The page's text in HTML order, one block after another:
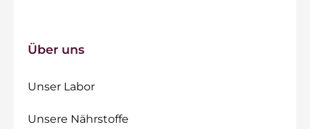
Über uns
Unser Labor
Unsere Nährstoffe